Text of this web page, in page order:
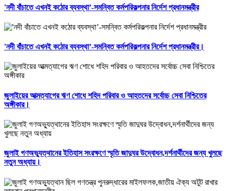
'নদী বাঁচাতে এখনই কঠোর ব্যবস্থা’-সমন্বিত কর্মপরিকল্পনার নির্দেশ প্রধানমন্ত্রীর
'নদী বাঁচাতে এখনই কঠোর ব্যবস্থা’-সমন্বিত কর্মপরিকল্পনার নির্দেশ প্রধানমন্ত্রীর।
জুলাইয়ের আত্মত্যাগের ঋণ শোধে শহিদ পরিবার ও আহতদের সর্বোচ্চ সেবা নিশ্চিতের
অঙ্গীকার।
জুলাই গণঅভ্যুত্থানের ইতিহাস সংরক্ষণে স্মৃতি জাদুঘর উদ্বোধন,দর্শনার্থীদের জন্য খুলছে
নতুন অধ্যায়।